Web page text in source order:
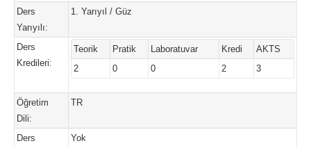
Ders
Yarıyılı:
1. Yarıyıl / Güz
Ders
Kredileri:
Teorik Pratik Laboratuvar Kredi
AKTS
2
0 0 2 3
Öğretim
Dili:
TR
Ders
Yok